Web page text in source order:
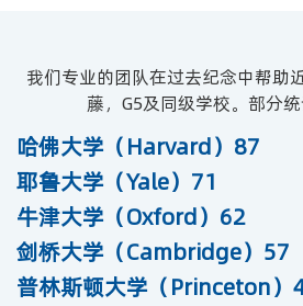
我们专业的团队在过去纪念中帮助
藤，G5及同级学校。部分统
哈佛大学（Harvard）87
耶鲁大学（Yale）71
牛津大学（Oxford）62
剑桥大学（Cambridge）57
普林斯顿大学（Princeton）